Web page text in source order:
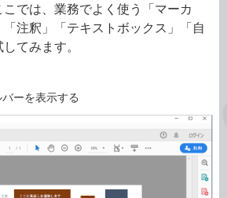
では、業務でよく使う「マーカ
注釈」「テキストボックス」「自
てみます。
バーを表示する